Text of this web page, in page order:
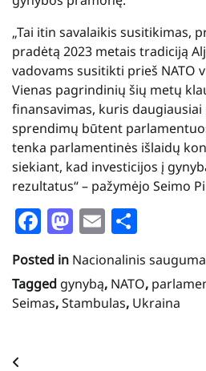
„Tai itin savalaikis susitikimas,
pradėtą 2023 metais tradiciją
vadovams susitikti prieš NATO
Vienas pagrindinių šių metų
finansavimas, kuris
sprendimų būtent
tenka parlamentinės išlaidų
siekiant, kad investicijos į
rezultatus“ – pažymėjo Seimo
Facebook
Mastodon
Email
Posted in Nacionalinis
Tagged gynybą, NATO,
Seimas,Stambulas, Ukraina